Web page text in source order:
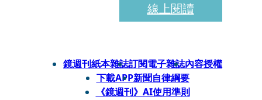
線上閱讀
鏡週刊紙本雜誌訂閱電子雜誌內容授權
下載APP新聞自律綱要
《鏡週刊》AI使用準則